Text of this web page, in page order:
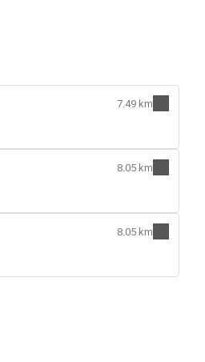
7.49 km
8.05 km
8.05 km